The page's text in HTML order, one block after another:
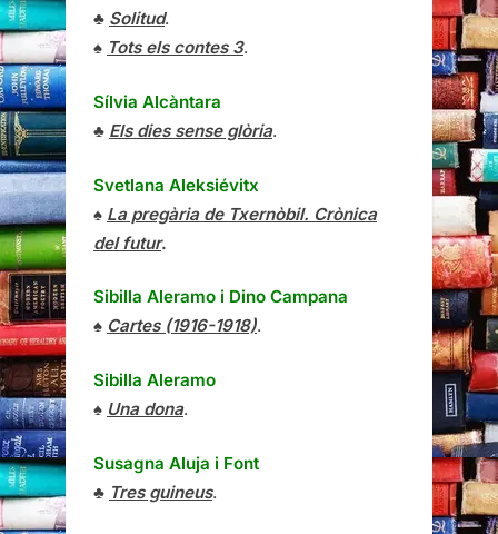
♣ Solitud.
♠ Tots els contes 3.
Sílvia Alcàntara
♣ Els dies sense glòria.
Svetlana Aleksiévitx
♠ La pregària de Txernòbil. Crònica
del futur.
Sibilla Aleramo i Dino Campana
♠ Cartes (1916-1918).
Sibilla Aleramo
♠ Una dona.
Susagna Aluja i Font
♣ Tres guineus.